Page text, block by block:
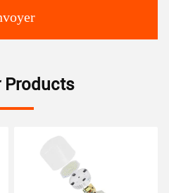
Products